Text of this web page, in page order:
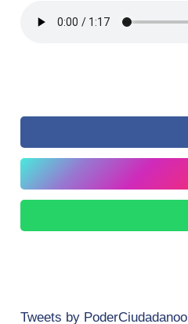
Tweets by PoderCiudadanoo